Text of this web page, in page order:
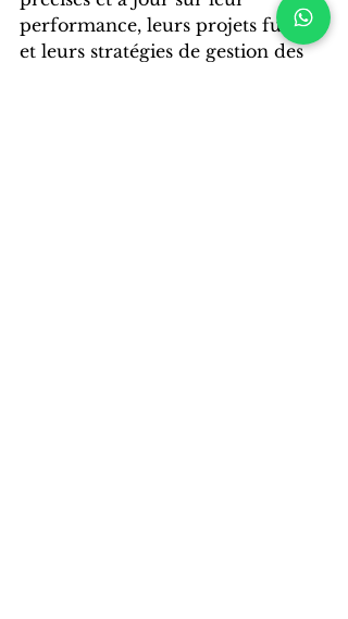
performance, leurs projets futurs
et leurs stratégies de gestion des